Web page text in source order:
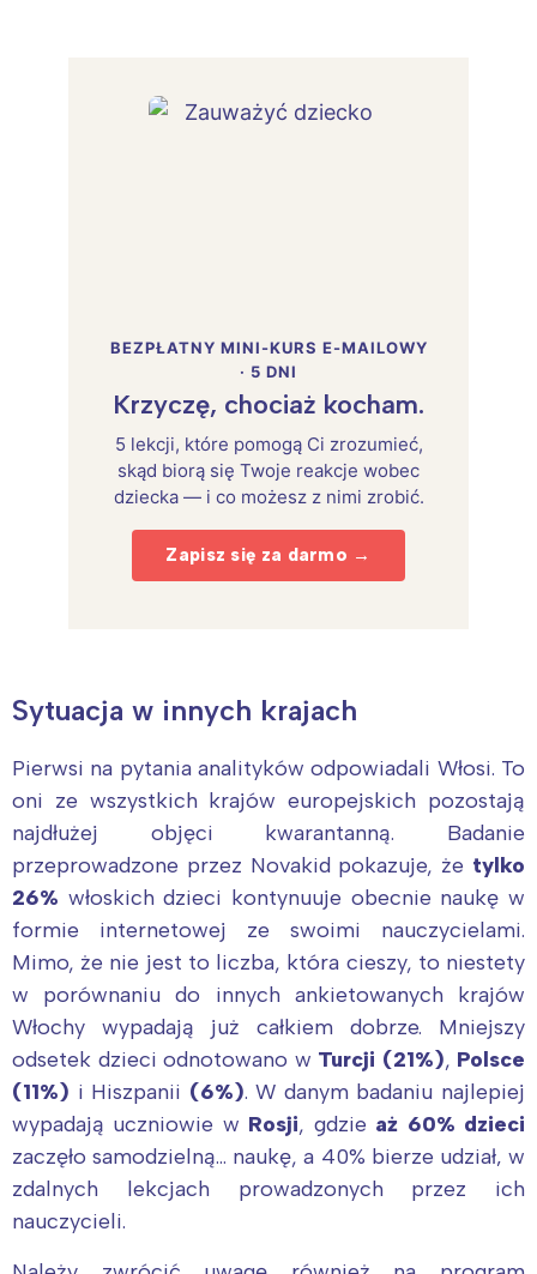
BEZPŁATNY MINI-KURS E-MAILOWY
· 5 DNI
Krzyczę, chociaż kocham.
5 lekcji, które pomogą Ci zrozumieć,
skąd biorą się Twoje reakcje wobec
dziecka — i co możesz z nimi zrobić.
Zapisz się za darmo →
Sytuacja w innych krajach
Pierwsi na pytania analityków odpowiadali Włosi. To
oni ze wszystkich krajów europejskich pozostają
najdłużej objęci kwarantanną. Badanie
przeprowadzone przez Novakid pokazuje, że tylko
26% włoskich dzieci kontynuuje obecnie naukę w
formie internetowej ze swoimi nauczycielami.
Mimo, że nie jest to liczba, która cieszy, to niestety
w porównaniu do innych ankietowanych krajów
Włochy wypadają już całkiem dobrze. Mniejszy
odsetek dzieci odnotowano w Turcji (21%), Polsce
(11%) i Hiszpanii (6%). W danym badaniu najlepiej
wypadają uczniowie w Rosji, gdzie aż 60% dzieci
zaczęło samodzielną… naukę, a 40% bierze udział‚ w
zdalnych lekcjach prowadzonych przez ich
nauczycieli.